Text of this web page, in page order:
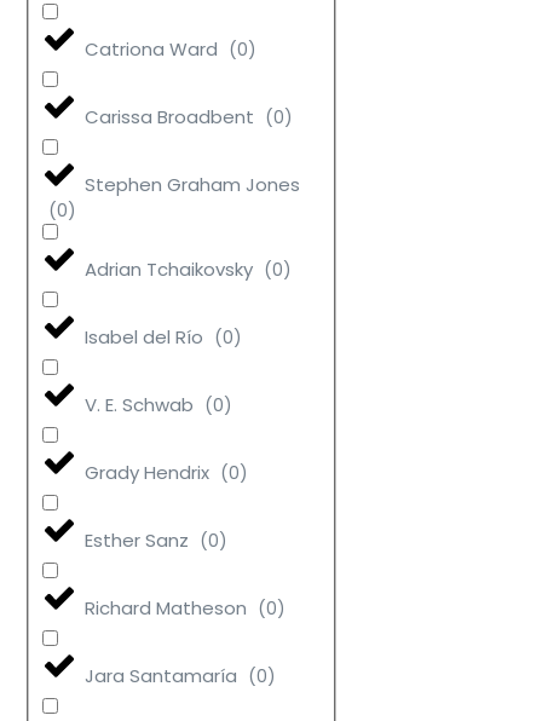
Catriona Ward (0)
Carissa Broadbent (0)
Stephen Graham Jones
(0)
Adrian Tchaikovsky (0)
Isabel del Río (0)
V. E. Schwab (0)
Grady Hendrix (0)
Esther Sanz (0)
Richard Matheson (0)
Jara Santamaría (0)